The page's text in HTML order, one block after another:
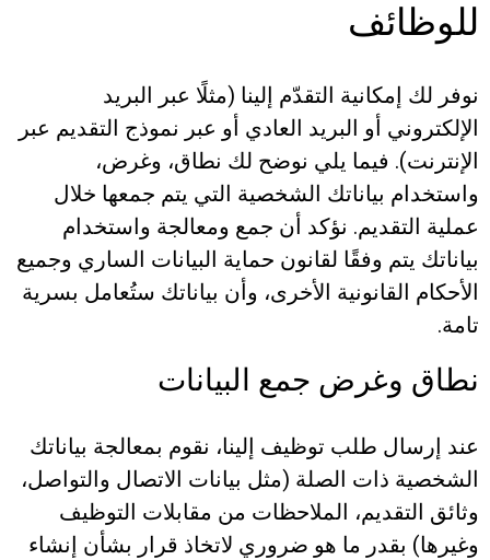
للوظائف
نوفر لك إمكانية التقدّم إلينا (مثلًا عبر البريد
الإلكتروني أو البريد العادي أو عبر نموذج التقديم عبر
الإنترنت). فيما يلي نوضح لك نطاق، وغرض،
واستخدام بياناتك الشخصية التي يتم جمعها خلال
عملية التقديم. نؤكد أن جمع ومعالجة واستخدام
بياناتك يتم وفقًا لقانون حماية البيانات الساري وجميع
الأحكام القانونية الأخرى، وأن بياناتك ستُعامل بسرية
تامة.
نطاق وغرض جمع البيانات
عند إرسال طلب توظيف إلينا، نقوم بمعالجة بياناتك
الشخصية ذات الصلة (مثل بيانات الاتصال والتواصل،
وثائق التقديم، الملاحظات من مقابلات التوظيف
وغيرها) بقدر ما هو ضروري لاتخاذ قرار بشأن إنشاء